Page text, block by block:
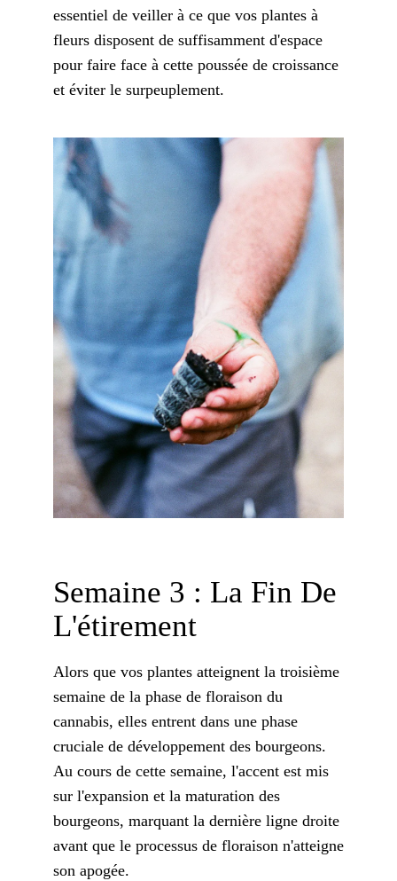
essentiel de veiller à ce que vos plantes à
fleurs disposent de suffisamment d'espace
pour faire face à cette poussée de croissance
et éviter le surpeuplement.
Semaine 3 : La Fin De
L'étirement
Alors que vos plantes atteignent la troisième
semaine de la phase de floraison du
cannabis, elles entrent dans une phase
cruciale de développement des bourgeons.
Au cours de cette semaine, l'accent est mis
sur l'expansion et la maturation des
bourgeons, marquant la dernière ligne droite
avant que le processus de floraison n'atteigne
son apogée.